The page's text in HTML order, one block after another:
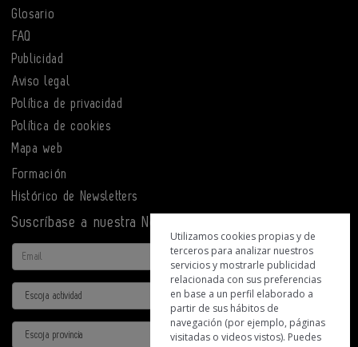
Glosario
FAQ
Publicidad
Aviso legal
Política de privacidad
Política de cookies
Mapa web
Formación
Histórico de Newsletters
Suscríbase a nuestra Newsletter
Email
Actividad
Provincia
Utilizamos cookies propias y de
terceros para analizar nuestros
servicios y mostrarle publicidad
relacionada con sus preferencias
en base a un perfil elaborado a
partir de sus hábitos de
navegación (por ejemplo, páginas
visitadas o videos vistos). Puedes